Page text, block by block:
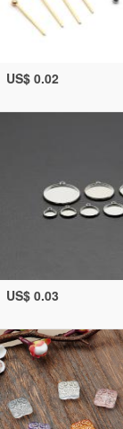
US$ 0.02
US$ 0.03